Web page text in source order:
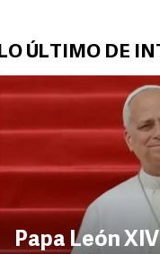
LO ÚLTIMO DE
Papa León